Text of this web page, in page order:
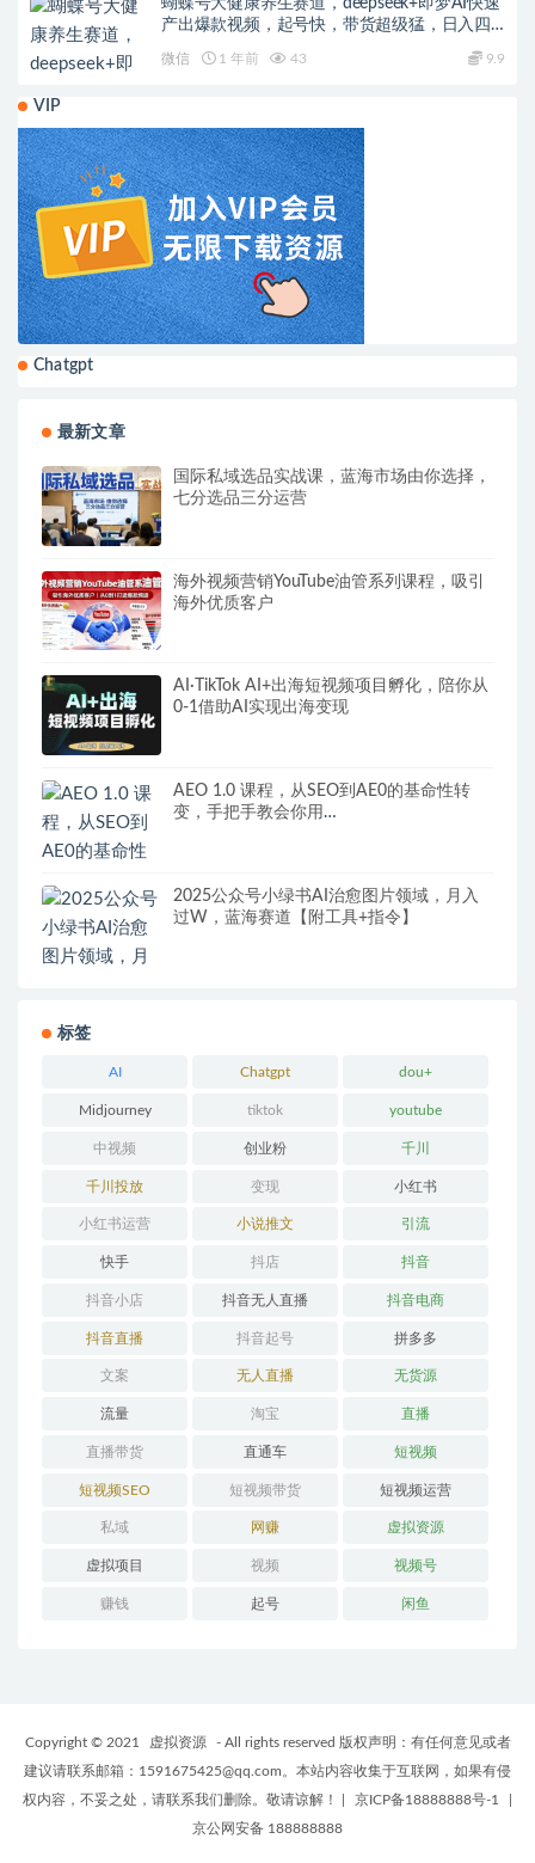
蝴蝶号大健康养生赛道，deepseek+即梦AI快速
产出爆款视频，起号快，带货超级猛，日入四
微信 1 年前 43 9.9
VIP
Chatgpt
最新文章
国际私域选品实战课，蓝海市场由你选择，
七分选品三分运营
海外视频营销YouTube油管系列课程，吸引
海外优质客户
AI·TikTok AI+出海短视频项目孵化，陪你从
0-1借助AI实现出海变现
AEO 1.0 课程，从SEO到AE0的基命性转
变，手把手教会你用
2025公众号小绿书AI治愈图片领域，月入
过W，蓝海赛道【附工具+指令】
标签
AI Chatgpt dou+
Midjourney tiktok youtube
中视频 创业粉 千川
千川投放 变现 小红书
小红书运营 小说推文 引流
快手 抖店 抖音
抖音小店 抖音无人直播 抖音电商
抖音直播 抖音起号 拼多多
文案 无人直播 无货源
流量 淘宝 直播
直播带货 直通车 短视频
短视频SEO 短视频带货 短视频运营
私域 网赚 虚拟资源
虚拟项目 视频 视频号
赚钱 起号 闲鱼
Copyright © 2021 虚拟资源
- All rights reserved 版权声明：有任何意见或者
建议请联系邮箱：1591675425@qq.com。本站内容收集于互联网，如果有侵
权内容，不妥之处，请联系我们删除。敬请谅解！
京ICP备18888888号-1
京公网安备 188888888